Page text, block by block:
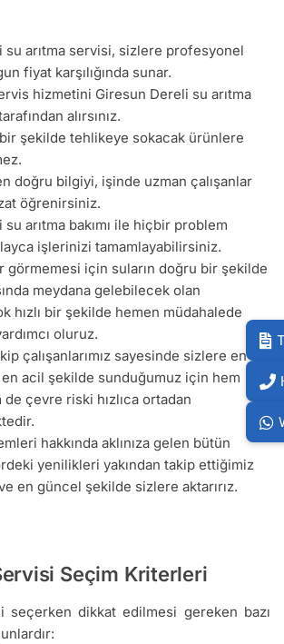
su arıtma servisi, sizlere profesyonel
fiyat karşılığında sunar.
hizmetini Giresun Dereli su arıtma
alırsınız.
şekilde tehlikeye sokacak ürünlere
doğru bilgiyi, işinde uzman çalışanlar
öğrenirsiniz.
arıtma bakımı ile hiçbir problem
işlerinizi tamamlayabilirsiniz.
görmemesi için suların doğru bir şekilde
meydana gelebilecek olan
hızlı bir şekilde hemen müdahalede
oluruz.
çalışanlarımız sayesinde sizlere en
acil şekilde sunduğumuz için hem
de çevre riski hızlıca ortadan
hakkında aklınıza gelen bütün
yenilikleri yakından takip ettiğimiz
en güncel şekilde sizlere aktarırız.
Seçim Kriterleri
seçerken dikkat edilmesi gereken bazı